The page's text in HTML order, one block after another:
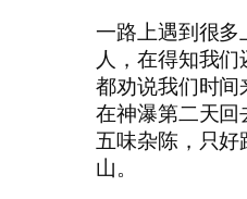
一路上遇到很多
人，在得知我
都劝说我们时
在神瀑第二天回
五味杂陈，只
山。